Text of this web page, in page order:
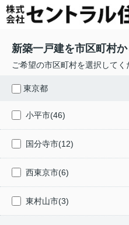
新築一戸建を市区町村
ご希望の市区町村を選択してく
東京都
小平市(46)
国分寺市(12)
西東京市(6)
東村山市(3)